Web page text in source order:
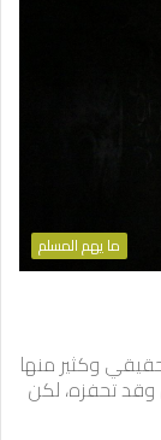
ما يهم المسلم
وكثير منها
تحفزه، لكن